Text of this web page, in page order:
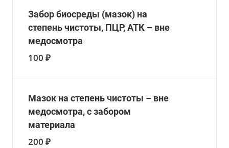
Забор биосреды (мазок) на
степень чистоты, ПЦР, АТК – вне
медосмотра
100 ₽
Мазок на степень чистоты – вне
медосмотра, с забором
материала
200 ₽